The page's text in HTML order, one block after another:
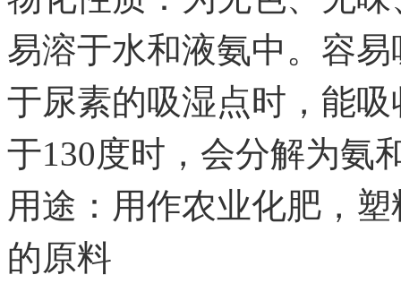
易溶于水和液氨中。容
于尿素的吸湿点时，能
于130度时，会分解为氨
用途：用作农业化肥，
的原料